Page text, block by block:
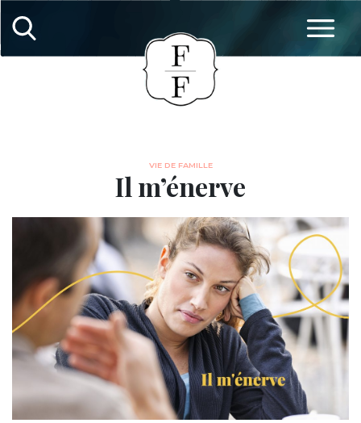
VIE DE FAMILLE
Il m’énerve